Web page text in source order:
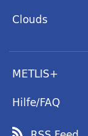
Clouds
METLIS+
Hilfe/FAQ